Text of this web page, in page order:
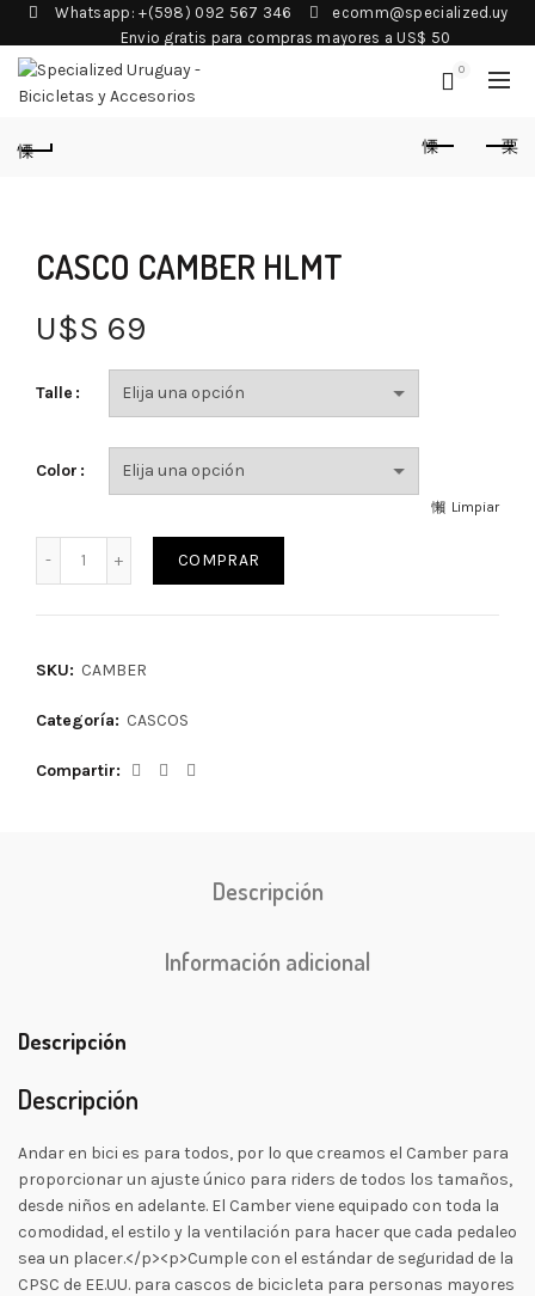
Whatsapp: +(598) 092 567 346
ecomm@specialized.uy
Envio gratis para compras mayores a US$ 50
0
CASCO CAMBER HLMT
U$S 69
Talle
Color
Limpiar
COMPRAR
SKU: CAMBER
Categoría: CASCOS
Compartir
Descripción
Información adicional
Descripción
Descripción
Andar en bici es para todos, por lo que creamos el Camber para
proporcionar un ajuste único para riders de todos los tamaños,
desde niños en adelante. El Camber viene equipado con toda la
comodidad, el estilo y la ventilación para hacer que cada pedaleo
sea un placer.</p><p>Cumple con el estándar de seguridad de la
CPSC de EE.UU. para cascos de bicicleta para personas mayores